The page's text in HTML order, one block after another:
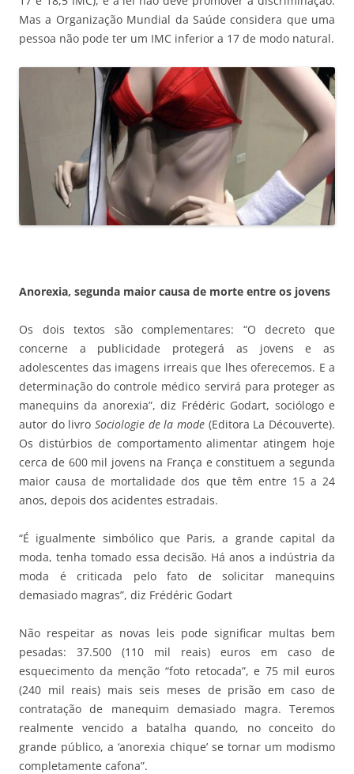
Mas a Organização Mundial da Saúde considera que uma
pessoa não pode ter um IMC inferior a 17 de modo natural.
Anorexia, segunda maior causa de morte entre os jovens
Os dois textos são complementares: “O decreto que
concerne a publicidade protegerá as jovens e as
adolescentes das imagens irreais que lhes oferecemos. E a
determinação do controle médico servirá para proteger as
manequins da anorexia”, diz Frédéric Godart, sociólogo e
autor do livro Sociologie de la mode (Editora La Découverte).
Os distúrbios de comportamento alimentar atingem hoje
cerca de 600 mil jovens na França e constituem a segunda
maior causa de mortalidade dos que têm entre 15 a 24
anos, depois dos acidentes estradais.
“É igualmente simbólico que Paris, a grande capital da
moda, tenha tomado essa decisão. Há anos a indústria da
moda é criticada pelo fato de solicitar manequins
demasiado magras”, diz Frédéric Godart
Não respeitar as novas leis pode significar multas bem
pesadas: 37.500 (110 mil reais) euros em caso de
esquecimento da menção “foto retocada”, e 75 mil euros
(240 mil reais) mais seis meses de prisão em caso de
contratação de manequim demasiado magra. Teremos
realmente vencido a batalha quando, no conceito do
grande público, a ‘anorexia chique’ se tornar um modismo
completamente cafona”.